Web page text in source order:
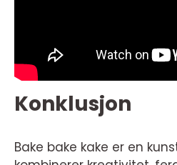
Konklusjon
Bake bake kake er en